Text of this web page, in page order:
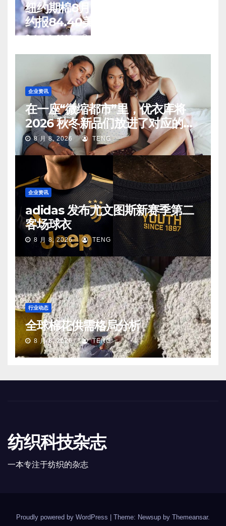
纽约期棉8月7日(周五)收涨12月合
约报84.40美分/磅
8 月 8, 2026 TENG
企业资讯
在一座“微缩都市”里，优衣库将
2026 秋冬新品们放进了对应的生
活场景中
8 月 8, 2026 TENG
企业资讯
adidas 发布尤文图斯新赛季第二
客场球衣
8 月 8, 2026 TENG
行业动态
全球棉花供需格局分析
8 月 8, 2026 TENG
纺织科技杂志
一本专注于纺织的杂志
Proudly powered by WordPress Theme: Newsup by Themeansar.